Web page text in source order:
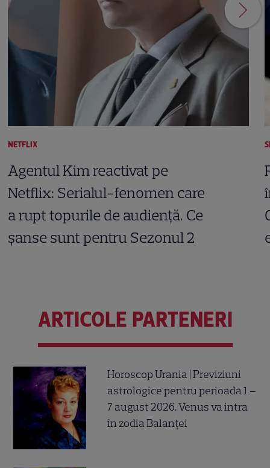
NETFLIX
Agentul Kim reactivat pe
Netflix: Serialul-fenomen care
a rupt topurile de audiență. Ce
șanse sunt pentru Sezonul 2
ARTICOLE PARTENERI
Horoscop Urania | Previziuni
astrologice pentru perioada 1 –
7 august 2026. Venus va intra
în zodia Balanței